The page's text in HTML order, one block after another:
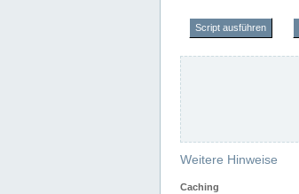
Script ausführen
Weitere Hinweise
Caching